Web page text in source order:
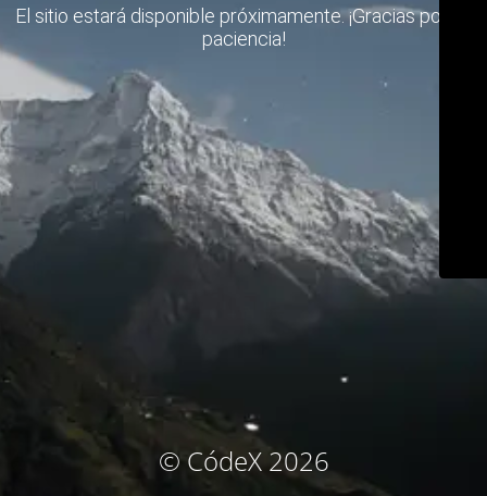
El sitio estará disponible próximamente. ¡Gracias por su
paciencia!
© CódeX 2026